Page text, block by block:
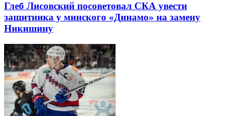
Глеб Лисовский посоветовал СКА увести
защитника у минского «Динамо» на замену
Никишину